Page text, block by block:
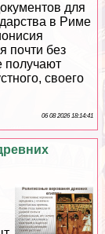
для
в Риме
почти без
получают
своего
06 08 2026 18:14:41